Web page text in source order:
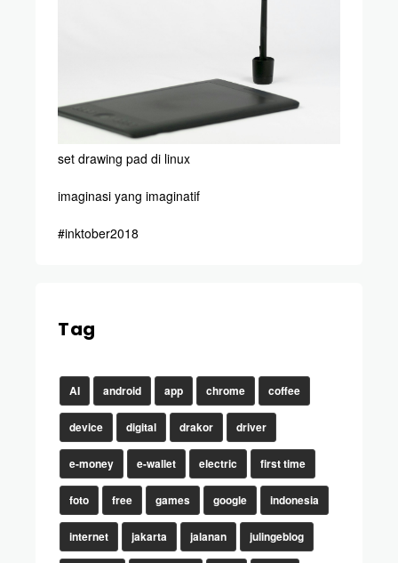
set drawing pad di linux
imaginasi yang imaginatif
#inktober2018
Tag
AI android app chrome coffee
device digital drakor driver
e-money e-wallet electric first time
foto free games google indonesia
internet jakarta jalanan julingeblog